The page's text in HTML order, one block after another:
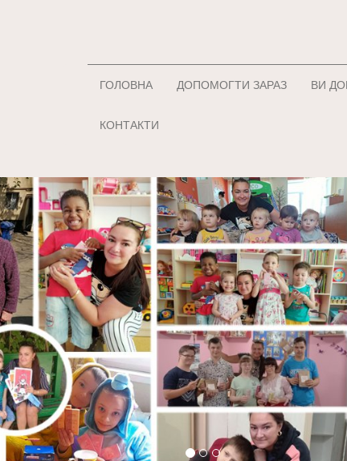
ГОЛОВНА ДОПОМОГТИ ЗАРАЗ ВИ
КОНТАКТИ